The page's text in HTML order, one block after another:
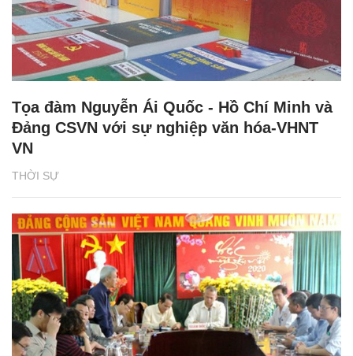
THỜI SỰ
Tọa đàm Nguyễn Ái Quốc - Hồ Chí Minh và
Đảng CSVN với sự nghiệp văn hóa-VHNT
VN